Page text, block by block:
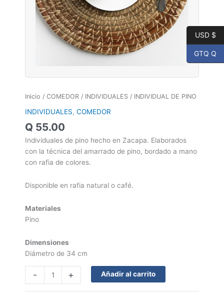
Inicio / COMEDOR / INDIVIDUALES / INDIVIDUAL DE PINO
INDIVIDUALES, COMEDOR
Q 55.00
Individuales de pino hecho en Zacapa. Elaborados
con la técnica del amarrado de pino, bordado a mano
con rafia de colores.
Disponible en rafia natural o café.
Materiales
Pino
Dimensiones
Diámetro de 34 cm
- + Añadir al carrito
USD $
GTQ Q